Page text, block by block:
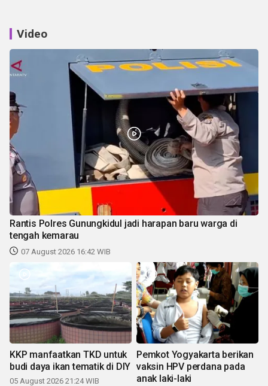
Video
Rantis Polres Gunungkidul jadi harapan baru warga di
tengah kemarau
07 August 2026 16:42 WIB
KKP manfaatkan TKD untuk
budi daya ikan tematik di DIY
05 August 2026 21:24 WIB
Pemkot Yogyakarta berikan
vaksin HPV perdana pada
anak laki-laki